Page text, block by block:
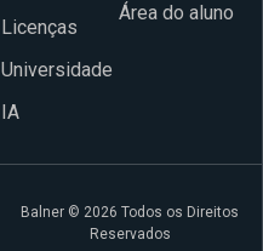
Licenças
Universidade
IA
Área do aluno
Balner © 2026 Todos os Direitos
Reservados